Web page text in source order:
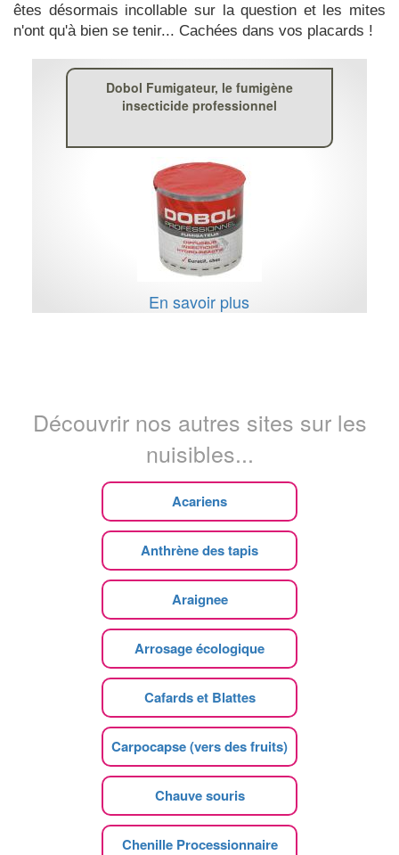
êtes désormais incollable sur la question et les mites
n'ont qu'à bien se tenir... Cachées dans vos placards !
Dobol Fumigateur, le fumigène
insecticide professionnel
En savoir plus
Découvrir nos autres sites sur les
nuisibles...
Acariens
Anthrène des tapis
Araignee
Arrosage écologique
Cafards et Blattes
Carpocapse (vers des fruits)
Chauve souris
Chenille Processionnaire